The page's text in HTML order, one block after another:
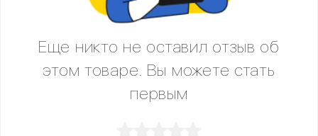
Еще никто не оставил отзыв об
этом товаре. Вы можете стать
первым